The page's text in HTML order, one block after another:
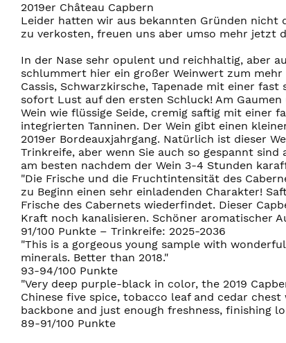
2019er Château Capbern
Leider hatten wir aus bekannten Gründen nicht
zu verkosten, freuen uns aber umso mehr jetzt
In der Nase sehr opulent und reichhaltig, aber
schlummert hier ein großer Weinwert zum
Cassis, Schwarzkirsche, Tapenade mit einer
sofort Lust auf den ersten Schluck! Am
Wein wie flüssige Seide, cremig saftig mit einer
integrierten Tanninen. Der Wein gibt einen
2019er Bordeauxjahrgang. Natürlich ist dieser
Trinkreife, aber wenn Sie auch so gespannt sind
am besten nachdem der Wein 3-4 Stunden
"Die Frische und die Fruchtintensität des
zu Beginn einen sehr einladenden Charakter!
Frische des Cabernets wiederfindet. Dieser
Kraft noch kanalisieren. Schöner aromatischer
91/100 Punkte – Trinkreife: 2025-2036
"This is a gorgeous young sample with
minerals. Better than 2018."
93-94/100 Punkte
"Very deep purple-black in color, the 2019
Chinese five spice, tobacco leaf and cedar
backbone and just enough freshness, finishing
89-91/100 Punkte